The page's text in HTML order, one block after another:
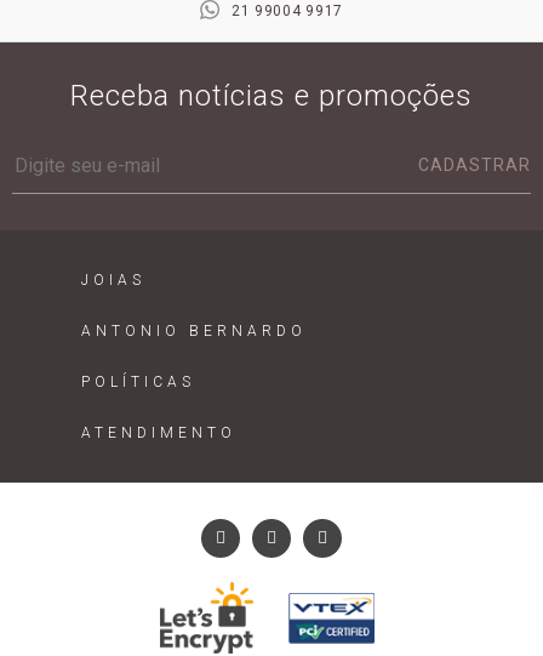
21 99004 9917
Receba notícias e promoções
CADASTRAR
JOIAS
ANTONIO BERNARDO
POLÍTICAS
ATENDIMENTO